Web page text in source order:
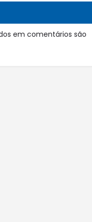
em comentários são